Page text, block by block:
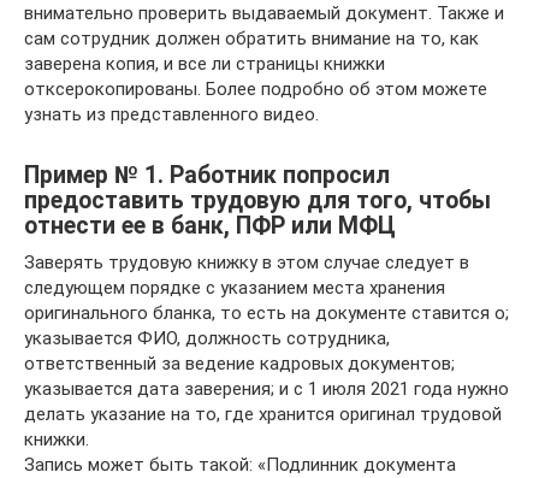
внимательно проверить выдаваемый документ. Также и
сам сотрудник должен обратить внимание на то, как
заверена копия, и все ли страницы книжки
отксерокопированы. Более подробно об этом можете
узнать из представленного видео.
Пример № 1. Работник попросил
предоставить трудовую для того, чтобы
отнести ее в банк, ПФР или МФЦ
Заверять трудовую книжку в этом случае следует в
следующем порядке с указанием места хранения
оригинального бланка, то есть на документе ставится о;
указывается ФИО, должность сотрудника,
ответственный за ведение кадровых документов;
указывается дата заверения; и с 1 июля 2021 года нужно
делать указание на то, где хранится оригинал трудовой
книжки.
Запись может быть такой: «Подлинник документа